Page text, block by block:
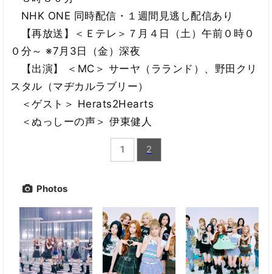
NHK ONE 同時配信・１週間見逃し配信あり
【再放送】＜Ｅテレ＞７月４日（土）午前０時０
０分～ ※7月3日（金）深夜
【出演】 ＜MC＞ サーヤ（ラランド）、野田クリ
スタル（マヂカルラブリー）
＜ゲスト＞ Herats2Hearts
＜ぬっしーの声＞ 伊東健人
1 2
Photos